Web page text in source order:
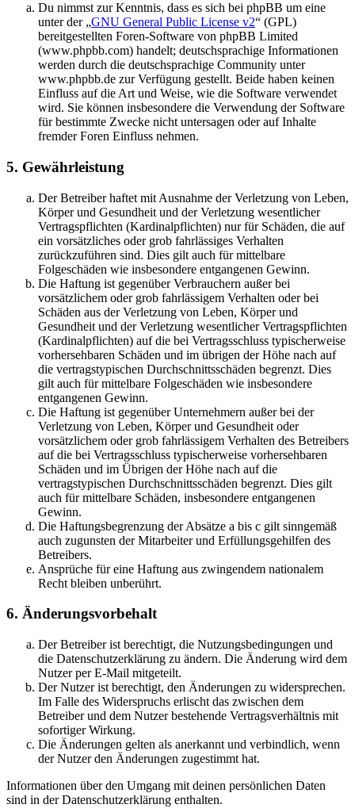
Du nimmst zur Kenntnis, dass es sich bei phpBB um eine
unter der „GNU General Public License v2“ (GPL)
bereitgestellten Foren-Software von phpBB Limited
(www.phpbb.com) handelt; deutschsprachige Informationen
werden durch die deutschsprachige Community unter
www.phpbb.de zur Verfügung gestellt. Beide haben keinen
Einfluss auf die Art und Weise, wie die Software verwendet
wird. Sie können insbesondere die Verwendung der Software
für bestimmte Zwecke nicht untersagen oder auf Inhalte
fremder Foren Einfluss nehmen.
5. Gewährleistung
Der Betreiber haftet mit Ausnahme der Verletzung von Leben,
Körper und Gesundheit und der Verletzung wesentlicher
Vertragspflichten (Kardinalpflichten) nur für Schäden, die auf
ein vorsätzliches oder grob fahrlässiges Verhalten
zurückzuführen sind. Dies gilt auch für mittelbare
Folgeschäden wie insbesondere entgangenen Gewinn.
Die Haftung ist gegenüber Verbrauchern außer bei
vorsätzlichem oder grob fahrlässigem Verhalten oder bei
Schäden aus der Verletzung von Leben, Körper und
Gesundheit und der Verletzung wesentlicher Vertragspflichten
(Kardinalpflichten) auf die bei Vertragsschluss typischerweise
vorhersehbaren Schäden und im übrigen der Höhe nach auf
die vertragstypischen Durchschnittsschäden begrenzt. Dies
gilt auch für mittelbare Folgeschäden wie insbesondere
entgangenen Gewinn.
Die Haftung ist gegenüber Unternehmern außer bei der
Verletzung von Leben, Körper und Gesundheit oder
vorsätzlichem oder grob fahrlässigem Verhalten des Betreibers
auf die bei Vertragsschluss typischerweise vorhersehbaren
Schäden und im Übrigen der Höhe nach auf die
vertragstypischen Durchschnittsschäden begrenzt. Dies gilt
auch für mittelbare Schäden, insbesondere entgangenen
Gewinn.
Die Haftungsbegrenzung der Absätze a bis c gilt sinngemäß
auch zugunsten der Mitarbeiter und Erfüllungsgehilfen des
Betreibers.
Ansprüche für eine Haftung aus zwingendem nationalem
Recht bleiben unberührt.
6. Änderungsvorbehalt
Der Betreiber ist berechtigt, die Nutzungsbedingungen und
die Datenschutzerklärung zu ändern. Die Änderung wird dem
Nutzer per E-Mail mitgeteilt.
Der Nutzer ist berechtigt, den Änderungen zu widersprechen.
Im Falle des Widerspruchs erlischt das zwischen dem
Betreiber und dem Nutzer bestehende Vertragsverhältnis mit
sofortiger Wirkung.
Die Änderungen gelten als anerkannt und verbindlich, wenn
der Nutzer den Änderungen zugestimmt hat.
Informationen über den Umgang mit deinen persönlichen Daten
sind in der Datenschutzerklärung enthalten.